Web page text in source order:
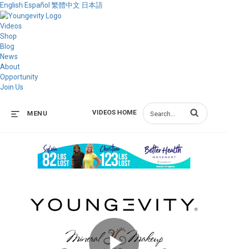
English Español 繁體中文 日本語
Videos
Shop
Blog
News
About
Opportunity
Join Us
VIDEOS HOME
MENU Enter terms to